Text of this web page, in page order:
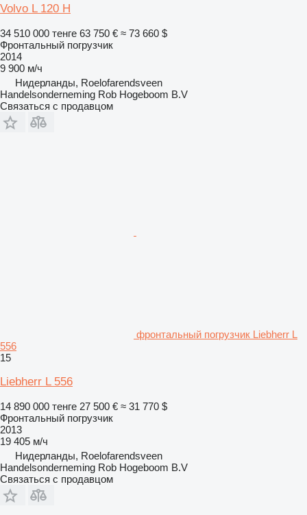
Volvo L 120 H
34 510 000 тенге 63 750 € ≈ 73 660 $
Фронтальный погрузчик
2014
9 900 м/ч
Нидерланды, Roelofarendsveen
Handelsonderneming Rob Hogeboom B.V
Связаться с продавцом
фронтальный погрузчик Liebherr L
556
15
Liebherr L 556
14 890 000 тенге 27 500 € ≈ 31 770 $
Фронтальный погрузчик
2013
19 405 м/ч
Нидерланды, Roelofarendsveen
Handelsonderneming Rob Hogeboom B.V
Связаться с продавцом